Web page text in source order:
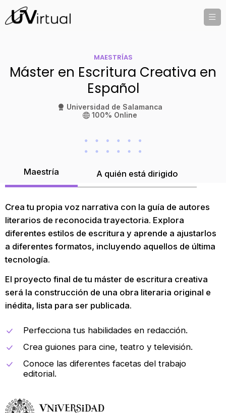
MAESTRÍAS
Máster en Escritura Creativa en
Español
Universidad de Salamanca
100% Online
Maestría A quién está dirigido
Crea tu propia voz narrativa con la guía de autores
literarios de reconocida trayectoria. Explora
diferentes estilos de escritura y aprende a ajustarlos
a diferentes formatos, incluyendo aquellos de última
tecnología.
El proyecto final de tu máster de escritura creativa
será la construcción de una obra literaria original e
inédita, lista para ser publicada.
Perfecciona tus habilidades en redacción.
Crea guiones para cine, teatro y televisión.
Conoce las diferentes facetas del trabajo
editorial.